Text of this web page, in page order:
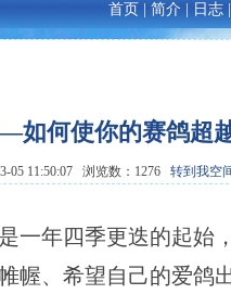
首页 简介 日志
如何使你的赛鸽超
05 11:50:07 浏览数：1276 转到我空
一年四季更迭的起始
幄、希望自己的爱鸽